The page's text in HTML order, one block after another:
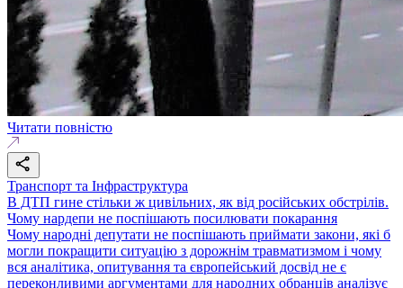
Читати повністю
Транспорт та Інфраструктура
В ДТП гине стільки ж цивільних, як від російських обстрілів.
Чому нардепи не поспішають посилювати покарання
Чому народні депутати не поспішають приймати закони, які б
могли покращити ситуацію з дорожнім травматизмом і чому
вся аналітика, опитування та європейський досвід не є
переконливими аргументами для народних обранців аналізує